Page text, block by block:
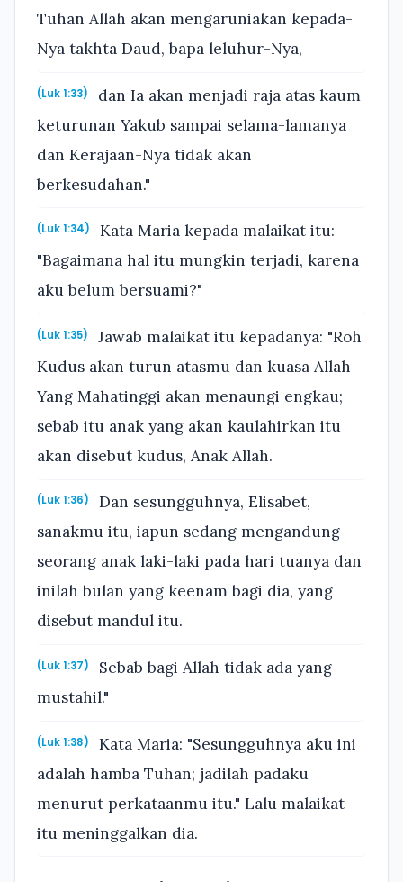
Tuhan Allah akan mengaruniakan kepada-
Nya takhta Daud, bapa leluhur-Nya,
(Luk 1:33)
dan Ia akan menjadi raja atas kaum
keturunan Yakub sampai selama-lamanya
dan Kerajaan-Nya tidak akan
berkesudahan."
(Luk 1:34)
Kata Maria kepada malaikat itu:
"Bagaimana hal itu mungkin terjadi, karena
aku belum bersuami?"
(Luk 1:35)
Jawab malaikat itu kepadanya: "Roh
Kudus akan turun atasmu dan kuasa Allah
Yang Mahatinggi akan menaungi engkau;
sebab itu anak yang akan kaulahirkan itu
akan disebut kudus, Anak Allah.
(Luk 1:36)
Dan sesungguhnya, Elisabet,
sanakmu itu, iapun sedang mengandung
seorang anak laki-laki pada hari tuanya dan
inilah bulan yang keenam bagi dia, yang
disebut mandul itu.
(Luk 1:37)
Sebab bagi Allah tidak ada yang
mustahil."
(Luk 1:38)
Kata Maria: "Sesungguhnya aku ini
adalah hamba Tuhan; jadilah padaku
menurut perkataanmu itu." Lalu malaikat
itu meninggalkan dia.